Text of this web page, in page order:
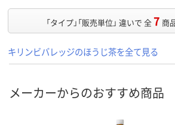
「タイプ」「販売単位」 違いで 全7 商
キリンビバレッジのほうじ茶を全て見る
メーカーからのおすすめ商品